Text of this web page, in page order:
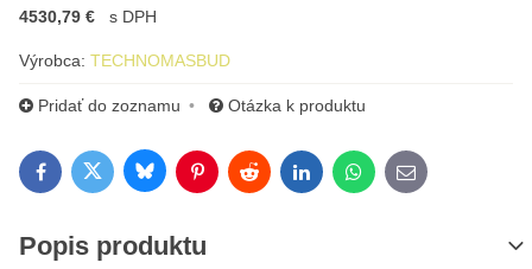
4530,79 € s DPH
Výrobca: TECHNOMASBUD
Pridať do zoznamu Otázka k produktu
FacebookTwitterBlueskyPinterestRedditLinkedInWhatsApp
E-mail
Popis produktu